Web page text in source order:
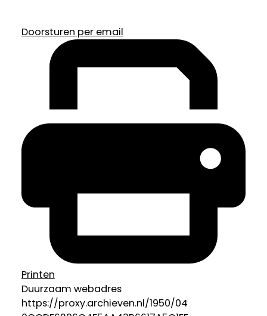
Doorsturen per email
Printen
Duurzaam webadres